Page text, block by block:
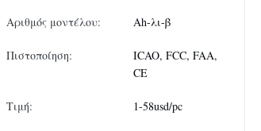
Αριθμός μοντέλου: Ah-λι-β
Πιστοποίηση:
ICAO, FCC, FAA,
CE
Τιμή: 1-58usd/pc